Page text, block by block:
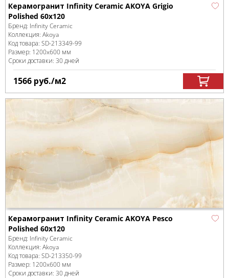
Керамогранит Infinity Ceramic AKOYA Grigio
Polished 60x120
Бренд: Infinity Ceramic
Коллекция: Akoya
Код товара: SD-213349-99
Размер: 1200x600 мм
Сроки доставки: 30 дней
1566 руб./м2
Керамогранит Infinity Ceramic AKOYA Pesco
Polished 60x120
Бренд: Infinity Ceramic
Коллекция: Akoya
Код товара: SD-213350-99
Размер: 1200x600 мм
Сроки доставки: 30 дней